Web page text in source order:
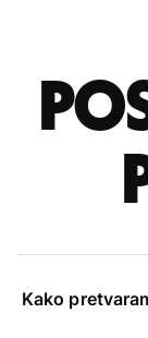
Kako